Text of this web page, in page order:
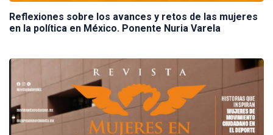
Reflexiones sobre los avances y retos de las mujeres
en la política en México. Ponente Nuria Varela